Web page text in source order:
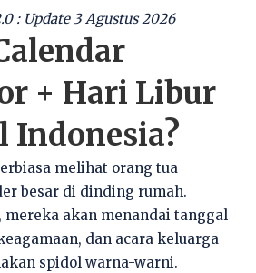
: Update 3 Agustus 2026
+ Hari Libur
Indonesia?
melihat orang tua
besar di dinding rumah.
mereka akan menandai tanggal
dan acara keluarga
spidol warna-warni.